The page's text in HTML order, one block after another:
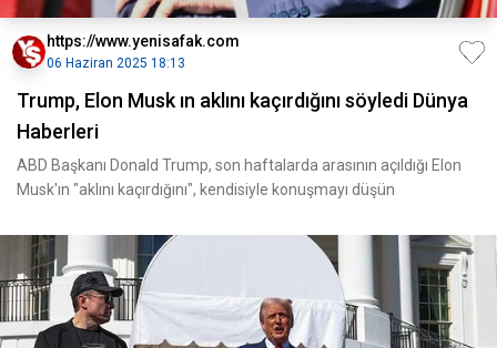
https://www.yenisafak.com
06 Haziran 2025 18:13
Trump, Elon Musk ın aklını kaçırdığını söyledi Dünya
Haberleri
ABD Başkanı Donald Trump, son haftalarda arasının açıldığı Elon
Musk'ın "aklını kaçırdığını", kendisiyle konuşmayı düşün